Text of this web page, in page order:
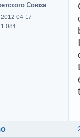
Союза
2012-04-17
1 084